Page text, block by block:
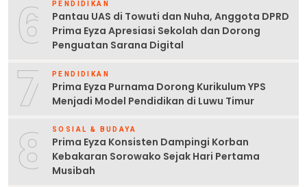
6 PENDIDIKAN
Pantau UAS di Towuti dan Nuha, Anggota DPRD
Prima Eyza Apresiasi Sekolah dan Dorong
Penguatan Sarana Digital
7 PENDIDIKAN
Prima Eyza Purnama Dorong Kurikulum YPS
Menjadi Model Pendidikan di Luwu Timur
8 SOSIAL & BUDAYA
Prima Eyza Konsisten Dampingi Korban
Kebakaran Sorowako Sejak Hari Pertama
Musibah